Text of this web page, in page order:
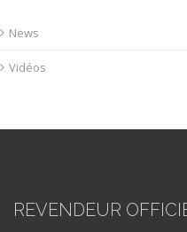
News
Vidéos
REVENDEUR